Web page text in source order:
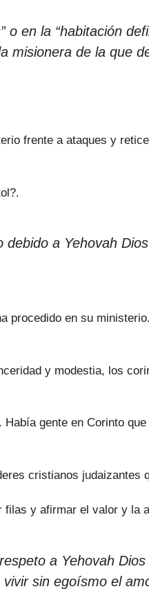
o en la “habitación
misionera de la que
frente a ataques y
a Yehovah
procedido en su
y modestia, los
gente en Corinto
cristianos
y afirmar el valor y la
a Yehovah
sin egoísmo el